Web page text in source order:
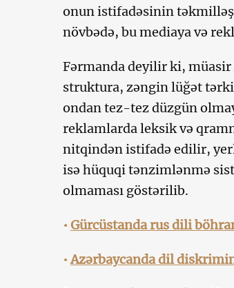
onun istifadəsinin
növbədə, bu mediaya və
Fərmanda deyilir ki,
struktura, zəngin lüğət
ondan tez-tez düzgün
reklamlarda leksik və
nitqindən istifadə edilir,
isə hüquqi tənzimlənmə
olmaması göstərilib.
• Gürcüstanda rus dili
•Azərbaycanda dil